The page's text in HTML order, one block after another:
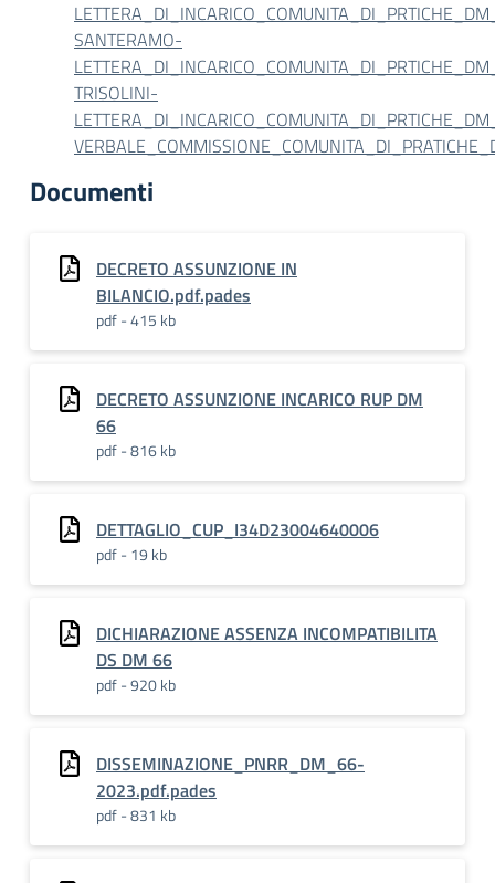
SANTERAMO-
TRISOLINI-
Documenti
DECRETO ASSUNZIONE IN
BILANCIO.pdf.pades
pdf - 415 kb
DECRETO ASSUNZIONE INCARICO RUP DM
66
pdf - 816 kb
DETTAGLIO_CUP_I34D23004640006
pdf - 19 kb
DICHIARAZIONE ASSENZA INCOMPATIBILITA
DS DM 66
pdf - 920 kb
DISSEMINAZIONE_PNRR_DM_66-
2023.pdf.pades
pdf - 831 kb